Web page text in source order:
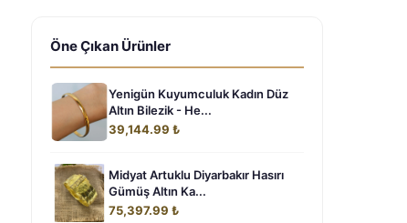
Öne Çıkan Ürünler
Yenigün Kuyumculuk Kadın Düz
Altın Bilezik - He...
39,144.99 ₺
Midyat Artuklu Diyarbakır Hasırı
Gümüş Altın Ka...
75,397.99 ₺